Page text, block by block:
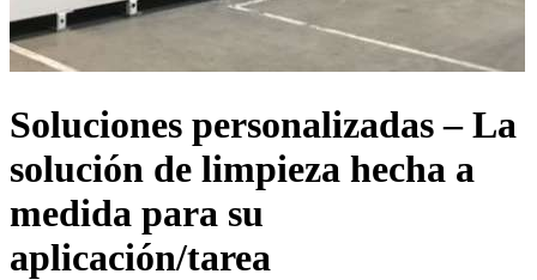
Soluciones personalizadas – La
solución de limpieza hecha a
medida para su
aplicación/tarea